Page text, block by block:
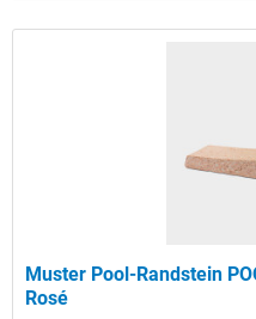
Muster Pool-Randstein
Rosé